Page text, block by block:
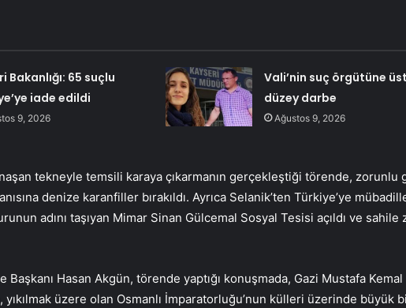
Bakanlığı: 65 suçlu
iade edildi
9, 2026
Vali’nin suç örgütüne üst
düzey darbe
Ağustos 9, 2026
tekneyle temsili karaya çıkarmanın gerçekleştiği törende, zorunlu
denize karanfiller bırakıldı. Ayrıca Selanik’ten Türkiye’ye
adını taşıyan Mimar Sinan Gülcemal Sosyal Tesisi açıldı ve sahile
Hasan Akgün, törende yaptığı konuşmada, Gazi Mustafa Kemal
yıkılmak üzere olan Osmanlı İmparatorluğu’nun külleri üzerinde büyük